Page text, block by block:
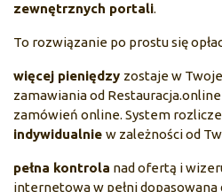
zewnętrznych portali.
To rozwiązanie po prostu się
więcej pieniędzy zostaje w
zamawiania od
zamówień online. System
indywidualnie w zależności od
pełna kontrola nad ofertą i
internetowa w pełni